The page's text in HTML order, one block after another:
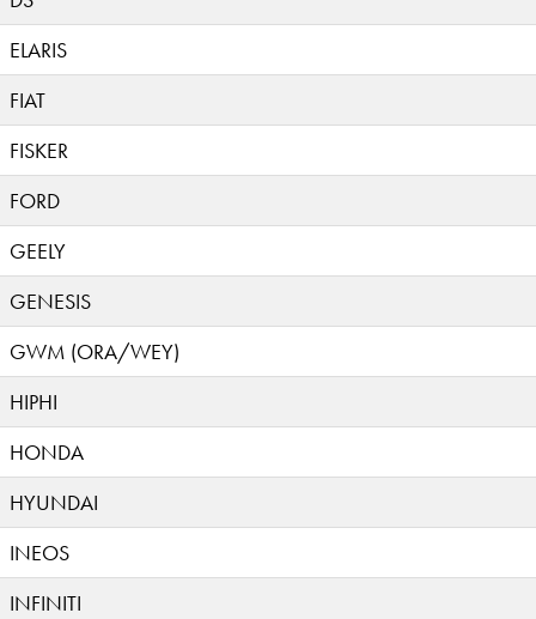
ELARIS
FIAT
FISKER
FORD
GEELY
GENESIS
GWM (ORA/WEY)
HIPHI
HONDA
HYUNDAI
INEOS
INFINITI